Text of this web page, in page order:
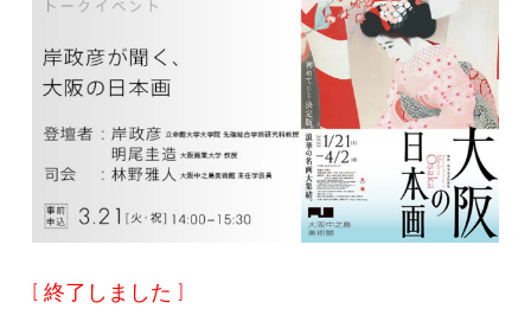
終了しました